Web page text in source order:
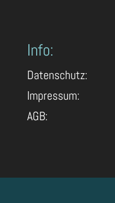
Info:
Datenschutz:
Impressum:
AGB: